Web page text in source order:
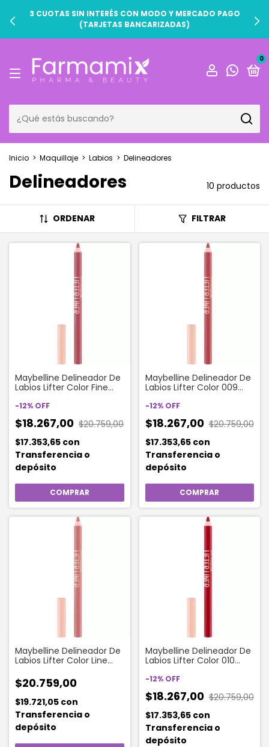
3 CUOTAS SIN INTERÉS CON MODO Y MERCADO PAGO
(TARJETAS BANCARIZADAS)
0
Inicio > Maquillaje > Labios > Delineadores
Delineadores 10 productos
ORDENAR FILTRAR
Maybelline Delineador De
Labios Lifter Color Fine
-12% OFF
$18.267,00 $20.759,00
$17.353,65 con
Transferencia o
depósito
Maybelline Delineador De
Labios Lifter Color 009
-12% OFF
$18.267,00 $20.759,00
$17.353,65 con
Transferencia o
depósito
Maybelline Delineador De
Labios Lifter Color Line
$20.759,00
$19.721,05 con
Transferencia o
depósito
Maybelline Delineador De
Labios Lifter Color 010
-12% OFF
$18.267,00 $20.759,00
$17.353,65 con
Transferencia o
depósito